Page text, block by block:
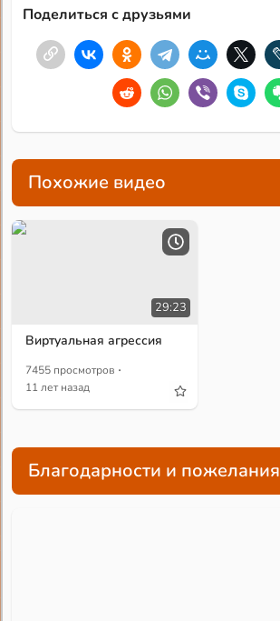
Поделиться с друзьями
Похожие видео
29:23
Виртуальная агрессия
7455 просмотров ·
11 лет назад
Благодарности и пожелания